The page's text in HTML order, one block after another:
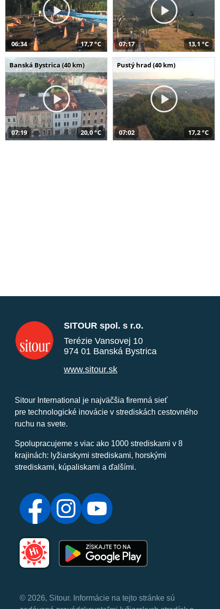
06:34 17,7 °C 07:17 13,1 °C
Banská Bystrica (40 km)
07:19 20,0 °C
Pustý hrad (40 km)
07:02 17,2 °C
SITOUR spol. s r.o.
Terézie Vansovej 10
974 01 Banská Bystrica
www.sitour.sk
Sitour International je najväčšia firemná sieť
pre technologické inovácie v strediskách cestovného
ruchu na svete.
Spolupracujeme s viac ako 1000 strediskami v 8
krajinách: lyžiarskymi strediskami, horskými
strediskami, kúpaliskami a ďalšími.
© 2026, Sitour. Informácie na tejto stránke sú